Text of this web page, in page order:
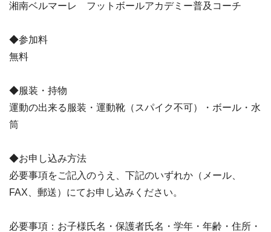
湘南ベルマーレ フットボールアカデミー普及コーチ
◆参加料
無料
◆服装・持物
運動の出来る服装・運動靴（スパイク不可）・ボール・水
筒
◆お申し込み方法
必要事項をご記入のうえ、下記のいずれか（メール、
FAX、郵送）にてお申し込みください。
必要事項：お子様氏名・保護者氏名・学年・年齢・住所・